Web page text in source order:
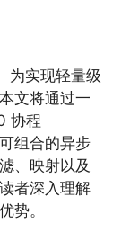
为实现轻量级
文将通过一
协程
组合的异步
、映射以及
者深入理解
势。